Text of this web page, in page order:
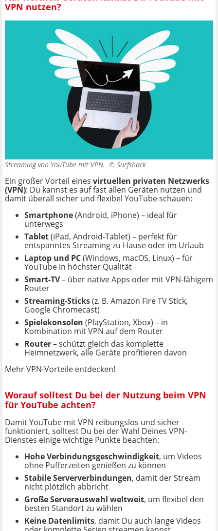
VPN nutzen?
Streaming von YouTube mit VPN. © Surfshark
Ein großer Vorteil eines virtuellen privaten Netzwerks
(VPN): Du kannst es auf fast allen Geräten nutzen und
damit überall sicher und flexibel YouTube schauen:
Smartphone(Android, iPhone) – ideal für
unterwegs
Tablet(iPad, Android-Tablet) – perfekt für
entspanntes Streaming zu Hause oder im Urlaub
Laptop und PC(Windows, macOS, Linux) – für
YouTube in höchster Qualität
Smart-TV– über native Apps oder mit VPN-fähigem
Router
Streaming-Sticks(z. B. Amazon Fire TV Stick,
Google Chromecast)
Spielekonsolen (PlayStation, Xbox) – in
Kombination mit VPN auf dem Router
Router– schützt gleich das komplette
Heimnetzwerk, alle Geräte profitieren davon
Mehr VPN-Vorteile entdecken!
Worauf solltest Du bei der Nutzung beim VPN
für YouTube achten?
Damit YouTube mit VPN reibungslos und sicher
funktioniert, solltest Du bei der Wahl Deines VPN-
Dienstes einige wichtige Punkte beachten:
Hohe Verbindungsgeschwindigkeit, um Videos
ohne Pufferzeiten genießen zu können
Stabile Serververbindungen, damit der Stream
nicht plötzlich abbricht
Große Serverauswahl weltweit, um flexibel den
besten Standort zu wählen
Keine Datenlimits, damit Du auch lange Videos